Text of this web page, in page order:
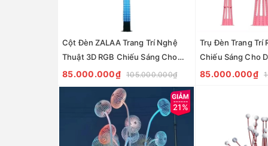
Cột Đèn ZALAA Trang Trí Nghệ
Thuật 3D RGB Chiếu Sáng Cho
Mùa Lễ Hội | LED Festival Lights
85.000.000₫ 105.000.000₫
Trụ Đèn Trang Trí
Chiếu Sáng Cho
Ánh Sáng Kiểu
85.000.000₫
21%